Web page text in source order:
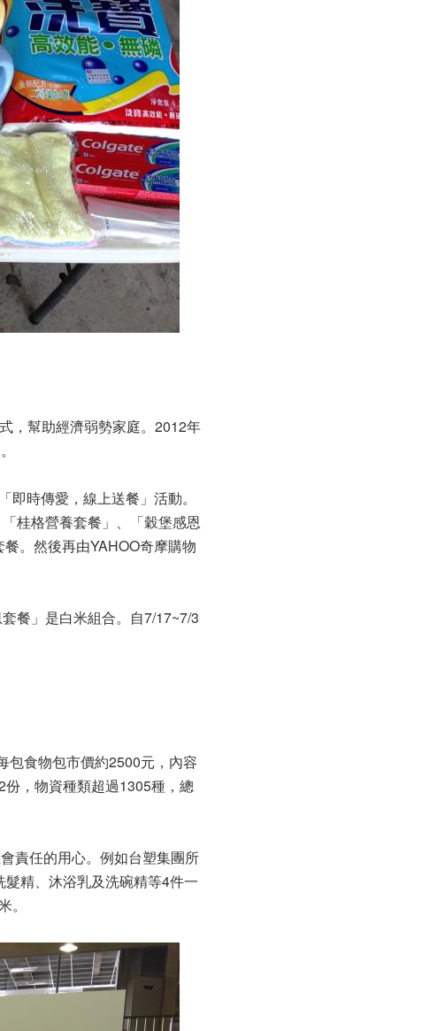
，幫助經濟弱勢家庭。2012年
時傳愛，線上送餐」活動。
桂格營養套餐」、「穀堡感恩
。然後再由YAHOO奇摩購物
餐」是白米組合。自7/17~7/3
包食物包市價約2500元，內容
，物資種類超過1305種，總
責任的用心。例如台塑集團所
精、沐浴乳及洗碗精等4件一